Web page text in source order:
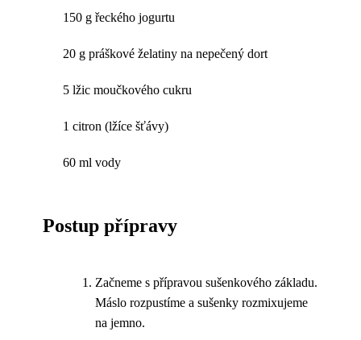
150 g řeckého jogurtu
20 g práškové želatiny na nepečený dort
5 lžic moučkového cukru
1 citron (lžíce šťávy)
60 ml vody
Postup přípravy
Začneme s přípravou sušenkového základu.
Máslo rozpustíme a sušenky rozmixujeme
na jemno.